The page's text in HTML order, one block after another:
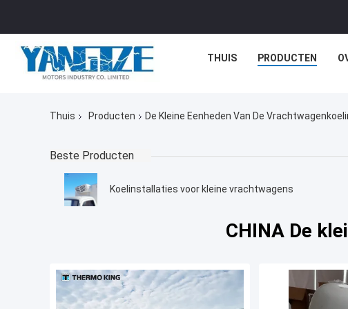
THUIS PRODUCTEN
Thuis Producten De Kleine Eenheden Van De
Beste Producten
Koelinstallaties voor kleine vrachtwagens
CHINA De